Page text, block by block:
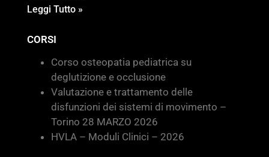
Leggi Tutto »
CORSI
Corso osteopatia pediatrica su
deglutizione e occlusione
Valutazione e trattamento delle
disfunzioni dei sistemi di movimento –
Torino 28 MARZO 2026
HVLA – Moduli Clinici – 2026